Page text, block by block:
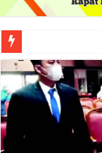
Viral! Selama Dua